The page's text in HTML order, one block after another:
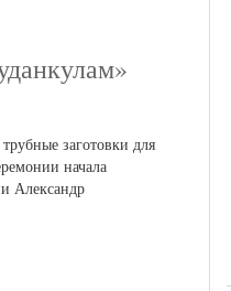
заготовки для
начала
Александр